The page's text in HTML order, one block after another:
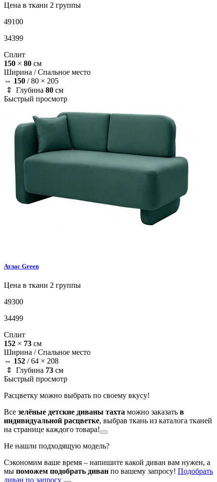
Цена в ткани 2 группы
49100
34399
Сплит
150 × 80 см
Ширина /Спальное место
⇔ 150 /80 × 205
⇕ Глубина 80 см
Быстрый просмотр
Атлас Green
Цена в ткани 2 группы
49300
34499
Сплит
152 × 73 см
Ширина /Спальное место
⇔ 152 /64 × 208
⇕ Глубина 73 см
Быстрый просмотр
Расцветку можно выбрать по своему вкусу!
Все зелёные детские диваны тахта можно заказать в
индивидуальной расцветке, выбрав ткань из каталога тканей
на странице каждого товара!
Не нашли подходящую модель?
Сэкономим ваше время – напишите какой диван вам нужен, а
мы поможем подобрать диван по вашему запросу! Подобрать
диван по запросу